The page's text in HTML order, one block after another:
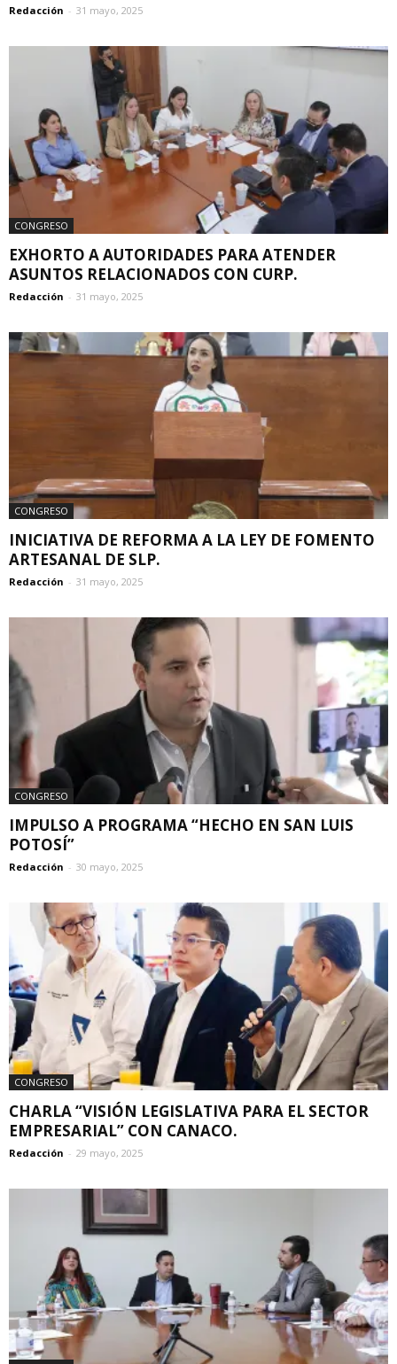
Redacción - 31 mayo, 2025
CONGRESO
EXHORTO A AUTORIDADES PARA ATENDER
ASUNTOS RELACIONADOS CON CURP.
Redacción - 31 mayo, 2025
CONGRESO
INICIATIVA DE REFORMA A LA LEY DE FOMENTO
ARTESANAL DE SLP.
Redacción - 31 mayo, 2025
CONGRESO
IMPULSO A PROGRAMA “HECHO EN SAN LUIS
POTOSÍ”
Redacción - 30 mayo, 2025
CONGRESO
CHARLA “VISIÓN LEGISLATIVA PARA EL SECTOR
EMPRESARIAL” CON CANACO.
Redacción - 29 mayo, 2025